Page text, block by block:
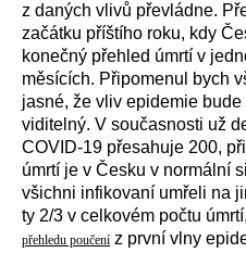
z daných vlivů převládne.
začátku příštího roku, kdy
konečný přehled úmrtí v
měsících. Připomenul bych
jasné, že vliv epidemie
viditelný. V současnosti už
COVID-19 přesahuje 200,
úmrtí je v Česku v normální
všichni infikovaní umřeli na
ty 2/3 v celkovém počtu
přehledu poučení z první vlny